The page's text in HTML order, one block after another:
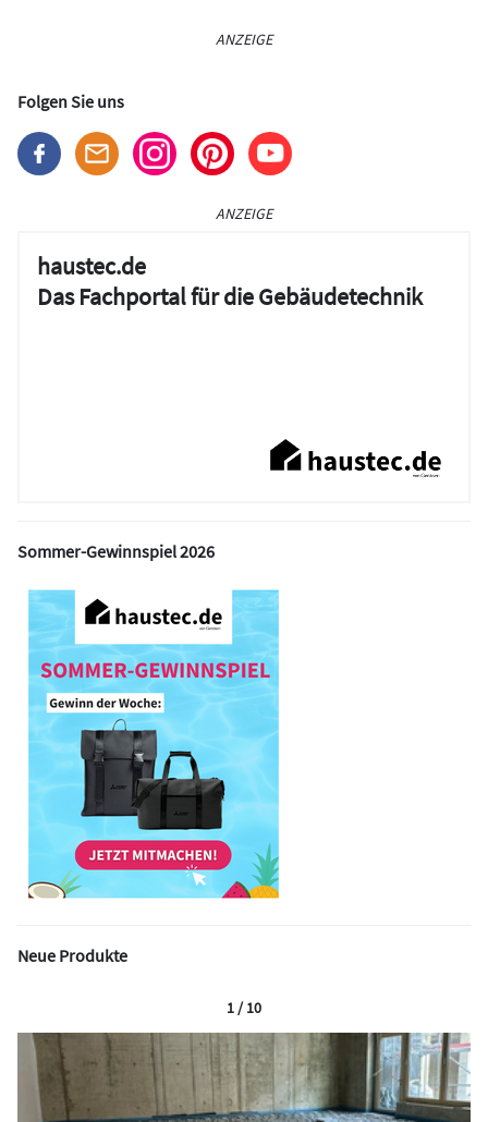
ANZEIGE
Folgen Sie uns
ANZEIGE
haustec.de
Das Fachportal für die Gebäudetechnik
Sommer-Gewinnspiel 2026
Neue Produkte
1 / 10